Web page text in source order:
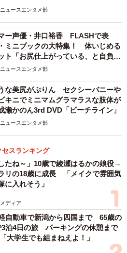
ュースエンタメ部
ー声優・井口裕香 FLASHで表
ミニブックの大特集！ 体いじめる
ト「お尻仕上がっている、と自負し
「いくつになっても理想の身体でい
ュースエンタメ部
な美尻がぷりん セクシーバニーや
キニでミニマムグラマラスな肢体が
かのん3rd DVD「ピーチライン」
ュースエンタメ部
セスランキング
たね～」10歳で綾瀬はるかの娘役→
リの18歳に成長 「メイクで雰囲気
に入れそう」
ディア
自動車で新潟から四国まで 65歳の
3泊4日の旅 パーキングの休憩まで
大学生でも組まねえよ！」